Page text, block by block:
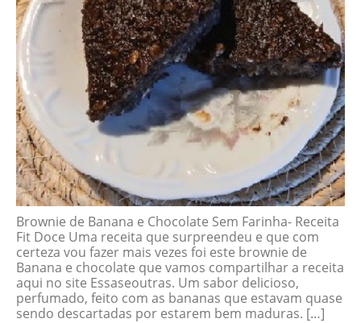
Brownie de Banana e Chocolate Sem Farinha- Receita
Fit Doce Uma receita que surpreendeu e que com
certeza vou fazer mais vezes foi este brownie de
Banana e chocolate que vamos compartilhar a receita
aqui no site Essaseoutras. Um sabor delicioso,
perfumado, feito com as bananas que estavam quase
sendo descartadas por estarem bem maduras. […]